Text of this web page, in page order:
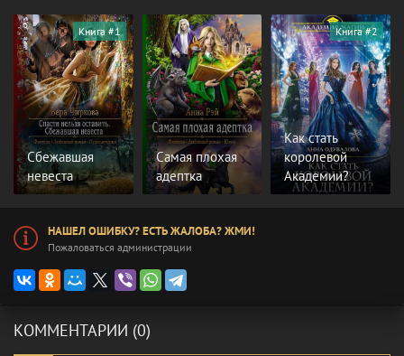
Сбежавшая
невеста
Книга #1
Самая плохая
адептка
Как стать
королевой
Академии?
Книга #2
НАШЕЛ ОШИБКУ? ЕСТЬ ЖАЛОБА? ЖМИ!
Пожаловаться администрации
КОММЕНТАРИИ (0)